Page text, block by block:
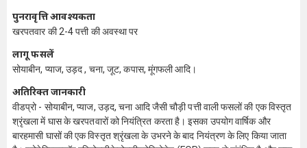
पुनरावृत्ति आवश्यकता
खरपतवार की 2-4 पत्ती की अवस्था पर
लागू फसलें
सोयाबीन, प्याज, उड़द , चना, जूट, कपास, मूंगफली आदि।
अतिरिक्त जानकारी
वीडप्रो - सोयाबीन, प्याज, उड़द, चना आदि जैसी चौड़ी पत्ती वाली फसलों की एक विस्तृत
श्रृंखला में घास के खरपतवारों को नियंत्रित करता है। इसका उपयोग वार्षिक और
बारहमासी घासों की एक विस्तृत श्रृंखला के उभरने के बाद नियंत्रण के लिए किया जाता